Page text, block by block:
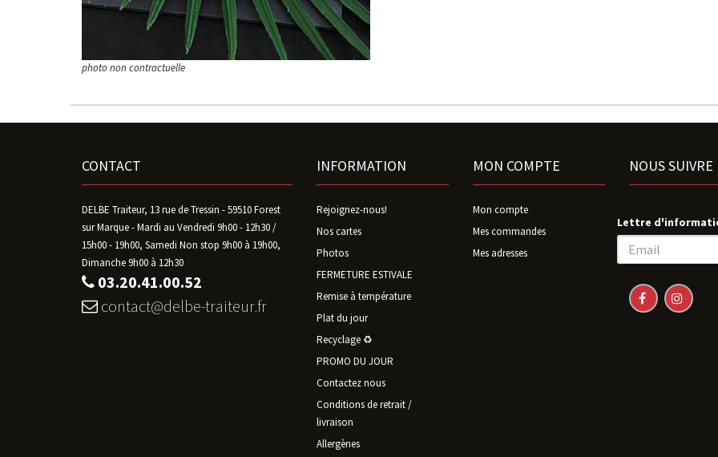
CONTACT
DELBE Traiteur, 13 rue de Tressin - 59510 Forest
sur Marque - Mardi au Vendredi 9h00 - 12h30 /
15h00 - 19h00, Samedi Non stop 9h00 à 19h00,
Dimanche 9h00 à 12h30
03.20.41.00.52
contact@delbe-traiteur.fr
INFORMATION
Rejoignez-nous!
Nos cartes
Photos
FERMETURE ESTIVALE
Remise à température
Plat du jour
Recyclage ♻️
PROMO DU JOUR
Contactez nous
Conditions de retrait /
livraison
Allergènes
MON COMPTE
Mon compte
Mes commandes
Mes adresses
NOUS SUIVRE
Lettre